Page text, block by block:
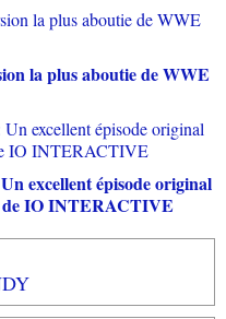
la plus aboutie de WWE
excellent épisode original
de IO INTERACTIVE